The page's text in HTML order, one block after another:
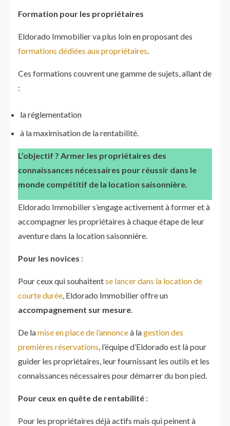
Formation pour les propriétaires
Eldorado Immobilier va plus loin en proposant des
formations dédiées aux propriétaires.
Ces formations couvrent une gamme de sujets, allant de
:
la réglementation
à la maximisation de la rentabilité.
L’objectif ? Armer les propriétaires des
connaissances nécessaires pour réussir dans le
monde compétitif de la location saisonnière.
Eldorado Immobilier s’engage activement à former et à
accompagner les propriétaires à chaque étape de leur
aventure dans la location saisonnière.
Pour les novices :
Pour ceux qui souhaitentse lancer dans la location de
courte durée, Eldorado Immobilier offre un
accompagnement sur mesure.
De lamise en place de l’annonceà lagestion des
premières réservations, l’équipe d’Eldorado est là pour
guider les propriétaires, leur fournissant les outils et les
connaissances nécessaires pour démarrer du bon pied.
Pour ceux en quête de rentabilité :
Pour les propriétaires déjà actifs mais qui peinent à